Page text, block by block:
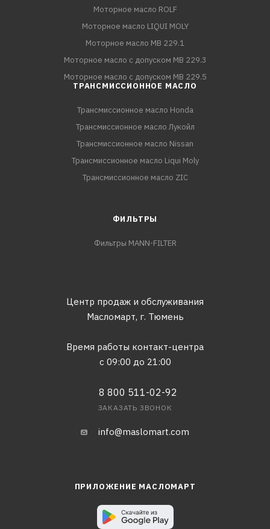
Моторное масло ROLF
Моторное масло LIQUI MOLY
Моторное масло MB 229.1
Моторное масло с допуском MB 229.3
Моторное масло с допуском MB 229.5
ТРАНСМИССИОННОЕ МАСЛО
Трансмиссионное масло Honda
Трансмиссионное масло Лукойл
Трансмиссионное масло Nissan
Трансмиссионное масло Liqui Moly
Трансмиссионное масло ZIC
ФИЛЬТРЫ
Фильтры MANN-FILTER
Центр продаж и обслуживания
Масломарт, г. Тюмень
Время работы контакт-центра
с 09:00 до 21:00
8 800 511-02-92
ЗАКАЗАТЬ ЗВОНОК
info@maslomart.com
ПРИЛОЖЕНИЕ МАСЛОМАРТ